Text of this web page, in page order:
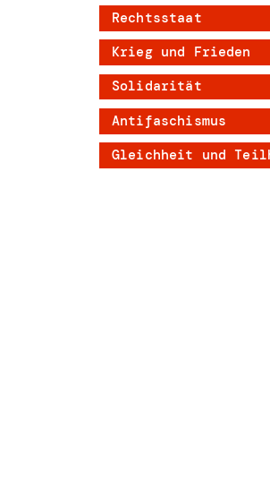
Rechtsstaat
Krieg und Frieden
Solidarität
Antifaschismus
Gleichheit und